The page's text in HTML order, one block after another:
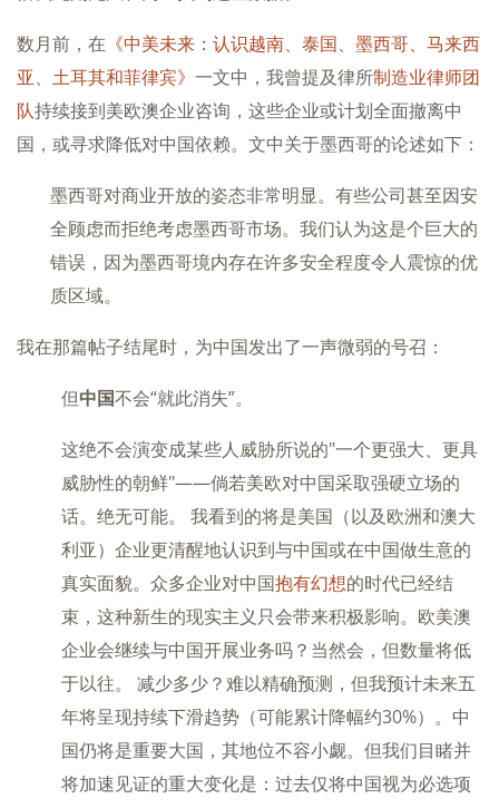
数月前，在 《中美未来：认识越南、泰国、墨西哥、马来西
亚、土耳其和菲律宾》 一文中，我曾提及律所制造业律师团
队持续接到美欧澳企业咨询，这些企业或计划全面撤离中
国 ， 或寻求降低对中国依赖。文中关于墨西哥的论述如下：
墨西哥对商业开放的姿态非常明显。有些公司甚至因安
全顾虑而拒绝考虑墨西哥市场。我们认为这是个巨大的
错误，因为墨西哥境内存在许多安全程度令人震惊的优
质区域。
我在那篇帖子结尾时，为中国发出了一声微弱的号召：
但中国不会“就此消失”。
这绝不会演变成某些人威胁所说的"一个更强大、更具
威胁性的朝鲜"——倘若美欧对中国采取强硬立场的
话。绝无可能。 我看到的将是美国（以及欧洲和澳大
利亚）企业更清醒地认识到与中国或在中国做生意的
真实面貌。众多企业对中国抱有幻想的时代已经结
束，这种新生的现实主义只会带来积极影响。欧美澳
企业会继续与中国开展业务吗？当然会，但数量将低
于以往。 减少多少？难以精确预测，但我预计未来五
年将呈现持续下滑趋势（可能累计降幅约30%）。中
国仍将是重要大国，其地位不容小觑。但我们目睹并
将加速见证的重大变化是：过去仅将中国视为必选项